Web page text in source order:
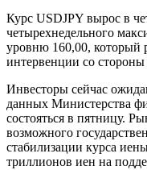
Курс USDJPY вырос в
четырехнедельного
уровню 160,00, который
интервенции со стороны
Инвесторы сейчас
данных Министерства
состояться в пятницу.
возможного
стабилизации курса
триллионов иен на